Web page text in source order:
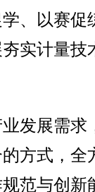
、以赛促
实计量技
发展需求
方式，全
范与创新